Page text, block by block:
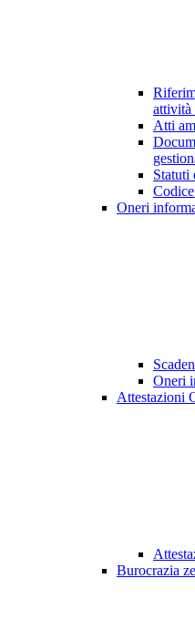
attività
Atti
Statuti
Oneri
Oneri
Attestazioni
Burocrazia